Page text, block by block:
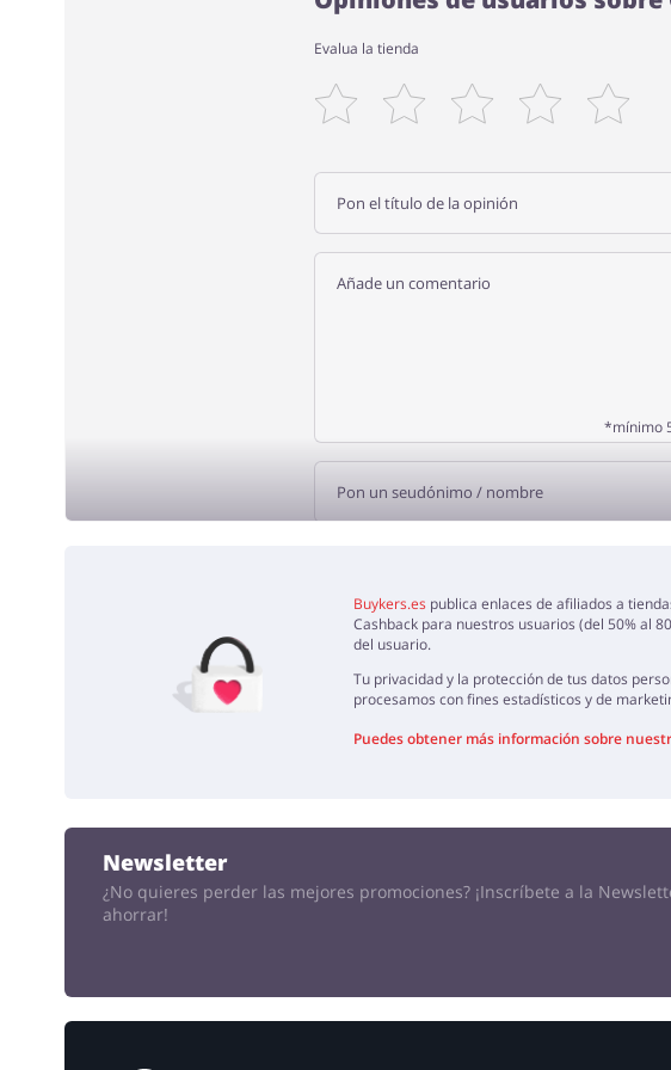
Evalua la tienda
*mínimo
Buykers.es publica enlaces de afiliados a
Cashback para nuestros usuarios (del 50% al
del usuario.
Tu privacidad y la protección de tus datos
procesamos con fines estadísticos y de
Puedes obtener más información sobre
Newsletter
¿No quieres perder las mejores promociones?¡Inscríbete a la
ahorrar!